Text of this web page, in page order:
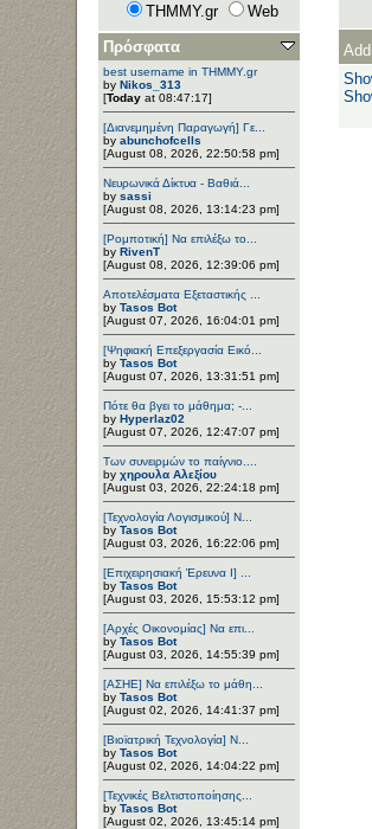
THMMY.gr
Web
Πρόσφατα
best username in THMMY.gr
by Nikos_313
[Today at 08:47:17]
[Διανεμημένη Παραγωγή] Γε...
by abunchofcells
[August 08, 2026, 22:50:58 pm]
Νευρωνικά Δίκτυα - Βαθιά...
by sassi
[August 08, 2026, 13:14:23 pm]
[Ρομποτική] Να επιλέξω το...
by RivenT
[August 08, 2026, 12:39:06 pm]
Αποτελέσματα Εξεταστικής ...
by Tasos Bot
[August 07, 2026, 16:04:01 pm]
[Ψηφιακή Επεξεργασία Εικό...
by Tasos Bot
[August 07, 2026, 13:31:51 pm]
Πότε θα βγει το μάθημα; -...
by Hyperlaz02
[August 07, 2026, 12:47:07 pm]
Των συνειρμών το παίγνιο....
by χηρουλα Αλεξίου
[August 03, 2026, 22:24:18 pm]
[Τεχνολογία Λογισμικού] Ν...
by Tasos Bot
[August 03, 2026, 16:22:06 pm]
[Επιχειρησιακή Έρευνα Ι] ...
by Tasos Bot
[August 03, 2026, 15:53:12 pm]
[Αρχές Οικονομίας] Να επι...
by Tasos Bot
[August 03, 2026, 14:55:39 pm]
[ΑΣΗΕ] Να επιλέξω το μάθη...
by Tasos Bot
[August 02, 2026, 14:41:37 pm]
[Βιοϊατρική Τεχνολογία] Ν...
by Tasos Bot
[August 02, 2026, 14:04:22 pm]
[Τεχνικές Βελτιστοποίησης...
by Tasos Bot
[August 02, 2026, 13:45:14 pm]